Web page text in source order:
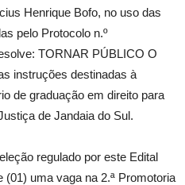
Henrique Bofo, no uso das
pelo Protocolo n.º
TORNAR PÚBLICO O
instruções destinadas à
de graduação em direito para
de Jandaia do Sul.
regulado por este Edital
uma vaga na 2.ª Promotoria